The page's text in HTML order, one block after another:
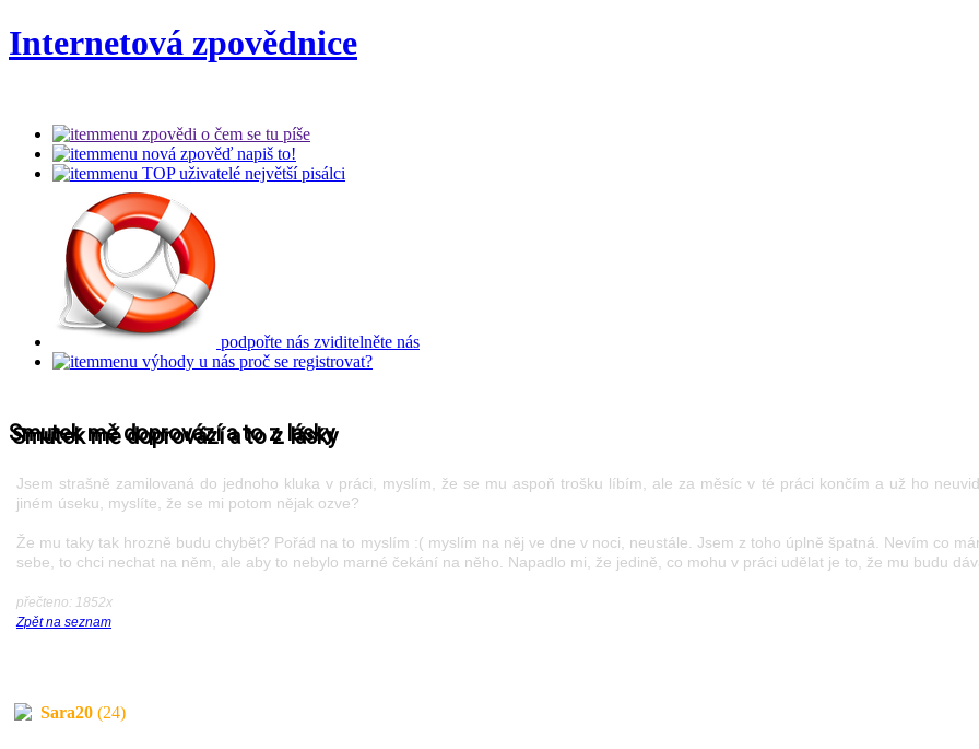
Internetová zpovědnice
zpovědi o čem se tu píše
nová zpověď napiš to!
TOP uživatelé největší pisálci
podpořte nás zviditelněte nás
výhody u nás proč se registrovat?
Smutek mě doprovází a to z lásky
Jsem strašně zamilovaná do jednoho kluka v práci, myslím, že se mu aspoň trošku líbím, ale za měsíc v té práci končím a už ho
jiném úseku, myslíte, že se mi potom nějak ozve?
Že mu taky tak hrozně budu chybět? Pořád na to myslím :( myslím na něj ve dne v noci, neustále. Jsem z toho úplně špatná. Nevím co
sebe, to chci nechat na něm, ale aby to nebylo marné čekání na něho. Napadlo mi, že jedině, co mohu v práci udělat je to, že mu budu
přečteno: 1852x
Zpět na seznam
Sara20 (24)